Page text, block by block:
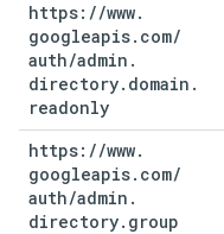
https: //www.
googleapis. com/
auth/admin .
directory. domain .
readonly
https: //www.
googleapis. com/
auth/admin .
directory. group